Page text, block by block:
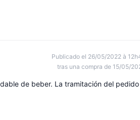
Publicado el 26/05/2022 à
tras una compra de 15/05/
de beber. La tramitación del pedido